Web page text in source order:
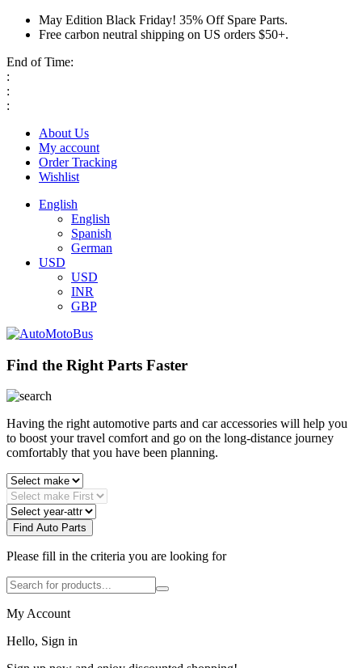
May Edition Black Friday! 35% Off Spare Parts.
Free carbon neutral shipping on US orders $50+.
End of Time:
:
:
:
About Us
My account
Order Tracking
Wishlist
English
English
Spanish
German
USD
USD
INR
GBP
Find the Right Parts Faster
Having the right automotive parts and car accessories will help you
to boost your travel comfort and go on the long-distance journey
comfortably that you have been planning.
Find Auto Parts
Please fill in the criteria you are looking for
My Account
Hello, Sign in